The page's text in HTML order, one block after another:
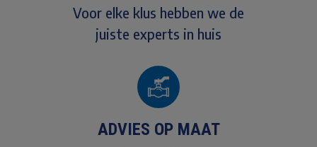
Voor elke klus hebben we de
juiste experts in huis
ADVIES OP MAAT